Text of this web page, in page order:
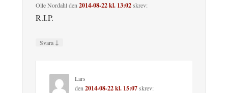
Olle Nordahlden 2014-08-22 kl. 13:02skrev:
R.I.P.
Svara ↓
Lars
den 2014-08-22 kl. 15:07skrev: